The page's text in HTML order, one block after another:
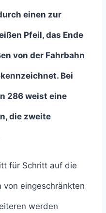
einen zur
Pfeil, das Ende
von der Fahrbahn
Bei
286 weist eine
die zweite
für Schritt auf die
von eingeschränkten
werden